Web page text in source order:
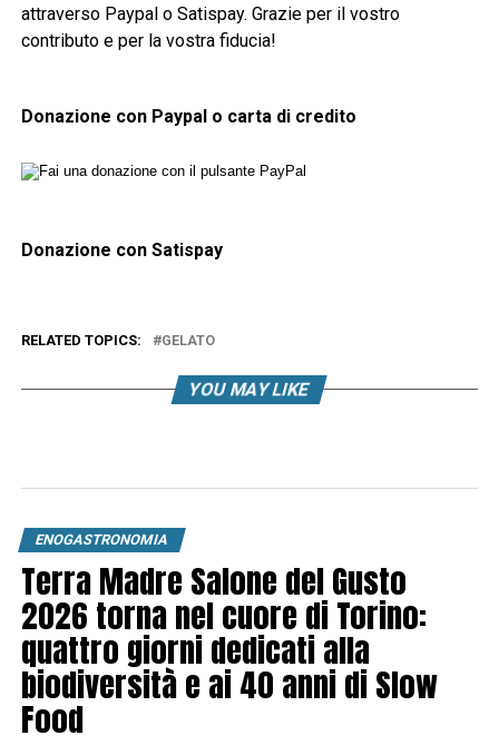
attraverso Paypal o Satispay. Grazie per il vostro
contributo e per la vostra fiducia!
Donazione con Paypal o carta di credito
Donazione con Satispay
RELATED TOPICS: GELATO
YOU MAY LIKE
ENOGASTRONOMIA
Terra Madre Salone del Gusto
2026 torna nel cuore di Torino:
quattro giorni dedicati alla
biodiversità e ai 40 anni di Slow
Food